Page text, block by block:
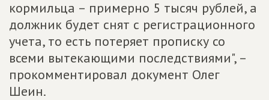
кормильца – примерно 5 тысяч рублей, а
должник будет снят с регистрационного
учета, то есть потеряет прописку со
всеми вытекающими последствиями", –
прокомментировал документ Олег
Шеин.